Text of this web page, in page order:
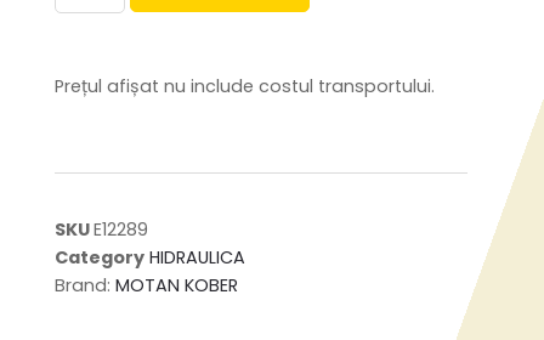
Prețul afișat nu include costul transportului.
SKUE12289
Category HIDRAULICA
Brand: MOTAN KOBER